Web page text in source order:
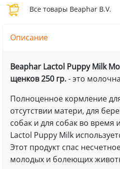
Все товары Beaphar B.V.
Описание
Beaphar Lactol Puppy Milk
щенков250 гр.- это
Полноценное кормление
отсутствии матери, для
собак и для собак во время
Lactol Puppy Milk
Этот продукт спас
молодых и болеющих